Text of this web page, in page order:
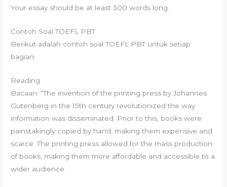
Your essay should be at least 300 words long.
Contoh Soal TOEFL PBT
Berikut adalah contoh soal TOEFL PBT untuk setiap
bagian:
Reading
Bacaan: “The invention of the printing press by Johannes
Gutenberg in the 15th century revolutionized the way
information was disseminated. Prior to this, books were
painstakingly copied by hand, making them expensive and
scarce. The printing press allowed for the mass production
of books, making them more affordable and accessible to a
wider audience.